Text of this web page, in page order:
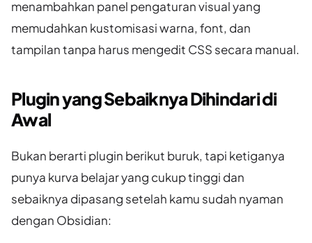
menambahkan panel pengaturan visual yang
memudahkan kustomisasi warna, font, dan
tampilan tanpa harus mengedit CSS secara manual.
Plugin yang Sebaiknya Dihindari di
Awal
Bukan berarti plugin berikut buruk, tapi ketiganya
punya kurva belajar yang cukup tinggi dan
sebaiknya dipasang setelah kamu sudah nyaman
dengan Obsidian: